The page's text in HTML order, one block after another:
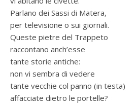
Parlano dei Sassi di Matera,
per televisione o sui giornali.
Queste pietre del Trappeto
raccontano anch’esse
tante storie antiche:
non vi sembra di vedere
tante vecchie col panno (in testa)
affacciate dietro le portelle?